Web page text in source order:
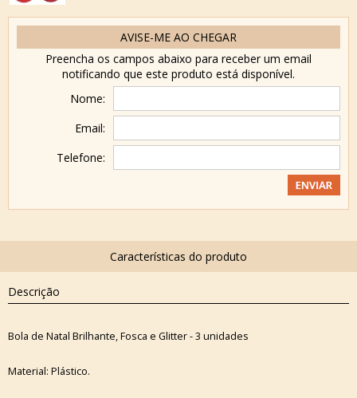
AVISE-ME AO CHEGAR
Preencha os campos abaixo para receber um email
notificando que este produto está disponível.
Nome:
Email:
Telefone:
Descrição
Bola de Natal Brilhante, Fosca e Glitter - 3 unidades
Material: Plástico.